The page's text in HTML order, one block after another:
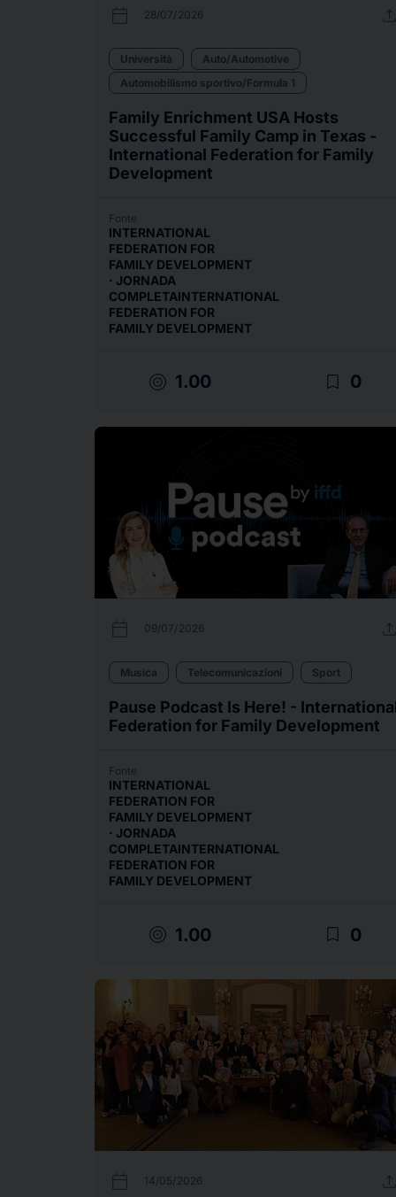
calendar_today 28/07/2026
Università
Auto/Automotive
Automobilismo sportivo/Formula 1
Family Enrichment USA Hosts
Successful Family Camp in Texas -
International Federation for Family
Development
Fonte
INTERNATIONAL
FEDERATION FOR
FAMILY DEVELOPMENT
· JORNADA
COMPLETAINTERNATIONAL
FEDERATION FOR
FAMILY DEVELOPMENT
target 1.00 bookmark_border 0
calendar_today 09/07/2026
Musica Telecomunicazioni Sport
Pause Podcast Is Here! -
Federation for Family Development
Fonte
INTERNATIONAL
FEDERATION FOR
FAMILY DEVELOPMENT
· JORNADA
COMPLETAINTERNATIONAL
FEDERATION FOR
FAMILY DEVELOPMENT
target 1.00 bookmark_border 0
calendar_today 14/05/2026